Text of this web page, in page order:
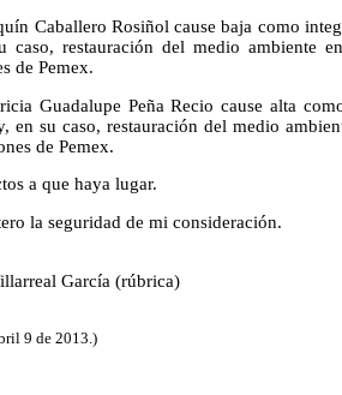
Caballero Rosiñol cause baja como
caso, restauración del medio ambiente
de Pemex.
Guadalupe Peña Recio cause alta
en su caso, restauración del medio
de Pemex.
a que haya lugar.
la seguridad de mi consideración.
García (rúbrica)
9 de 2013.)